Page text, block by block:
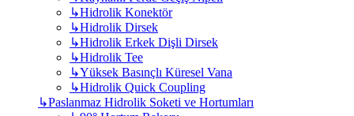
↳Hidrolik Konektör
↳Hidrolik Dirsek
↳Hidrolik Erkek Dişli Dirsek
↳Hidrolik Tee
↳Yüksek Basınçlı Küresel Vana
↳Hidrolik Quick Coupling
↳Paslanmaz Hidrolik Soketi ve Hortumları